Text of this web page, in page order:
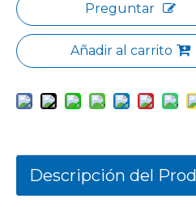
Preguntar
Añadir al carrito
Descripción del